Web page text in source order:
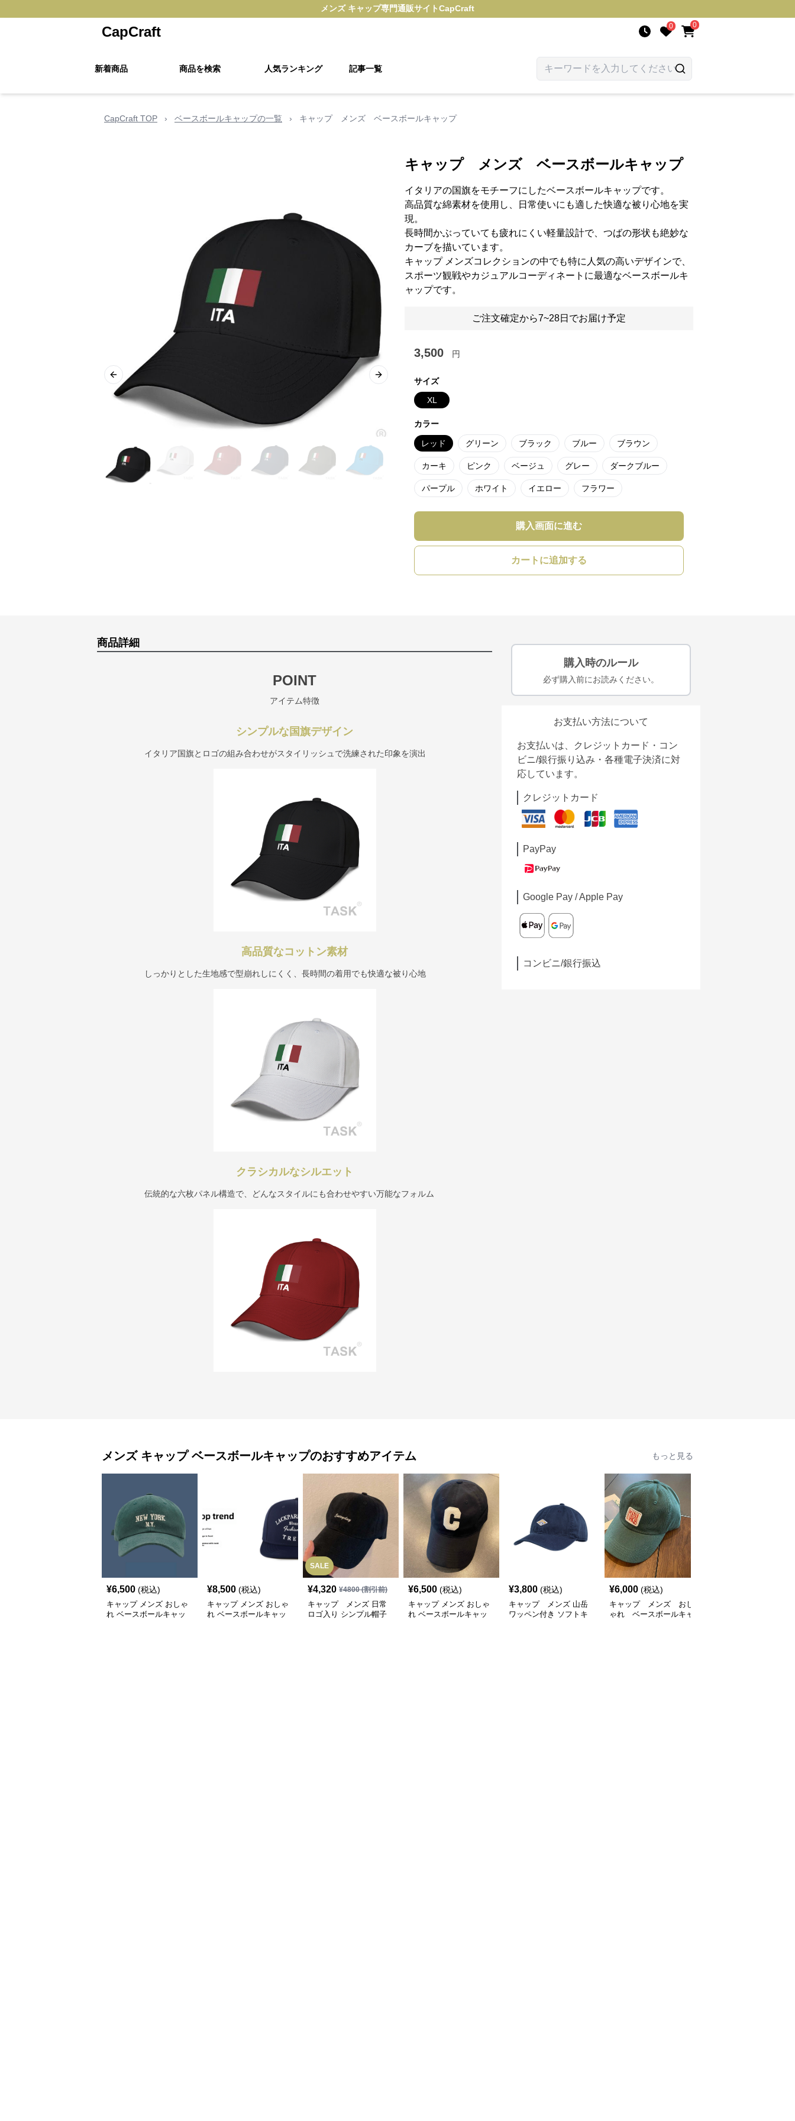
メンズ キャップ専門通販サイトCapCraft
CapCraft 0 0
新着商品 商品を検索 人気ランキング 記事一覧
CapCraft TOP › ベースボールキャップの一覧 › キャップ メンズ ベースボールキャップ
Previous slide Next slide
キャップ メンズ ベースボールキャップ
イタリアの国旗をモチーフにしたベースボールキャップです。
高品質な綿素材を使用し、日常使いにも適した快適な被り心地を実
現。
長時間かぶっていても疲れにくい軽量設計で、つばの形状も絶妙な
カーブを描いています。
キャップ メンズコレクションの中でも特に人気の高いデザインで、
スポーツ観戦やカジュアルコーディネートに最適なベースボールキ
ャップです。
ご注文確定から7~28日でお届け予定
3,500 円
サイズ
XL
カラー
レッド グリーン ブラック ブルー ブラウン
カーキ ピンク ベージュ グレー ダークブルー
パープル ホワイト イエロー フラワー
購入画面に進む
カートに追加する
商品詳細
POINT
アイテム特徴
シンプルな国旗デザイン
イタリア国旗とロゴの組み合わせがスタイリッシュで洗練された印象を演出
高品質なコットン素材
しっかりとした生地感で型崩れしにくく、長時間の着用でも快適な被り心地
クラシカルなシルエット
伝統的な六枚パネル構造で、どんなスタイルにも合わせやすい万能なフォルム
購入時のルール
必ず購入前にお読みください。
お支払い方法について
お支払いは、クレジットカード・コン
ビニ/銀行振り込み・各種電子決済に対
応しています。
クレジットカード
PayPay
Google Pay / Apple Pay
コンビニ/銀行振込
メンズ キャップ ベースボールキャップのおすすめアイテム もっと見る
¥6,500 (税込)
キャップ メンズ おしゃ
れ ベースボールキャッ
¥8,500 (税込)
キャップ メンズ おしゃ
れ ベースボールキャッ
SALE
¥4,320 ¥4800(割引前)
キャップ メンズ 日常
ロゴ入り シンプル帽子
¥6,500 (税込)
キャップ メンズ おしゃ
れ ベースボールキャッ
¥3,800 (税込)
キャップ メンズ 山岳
ワッペン付き ソフトキ
¥6,000 (税込)
キャップ メンズ おし
ゃれ ベースボールキャ